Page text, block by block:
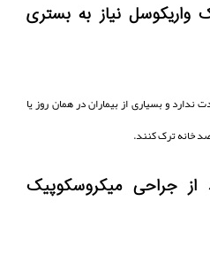
واریکوسل نیاز به بستری
و بسیاری از بیماران در همان روز یا
خانه ترک کنند.
جراحی میکروسکوپیک